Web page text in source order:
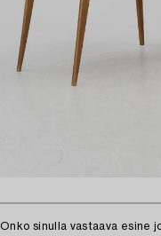
Onko sinulla vastaava esine